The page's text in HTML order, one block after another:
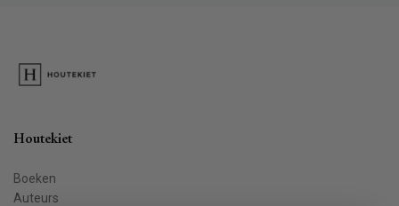
Houtekiet
Boeken
Auteurs